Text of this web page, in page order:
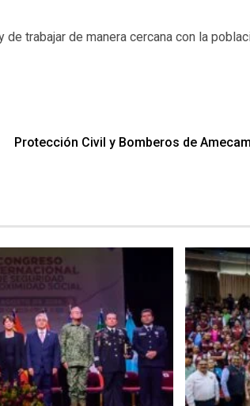
trabajar de manera cercana con la
Protección Civil y Bomberos de